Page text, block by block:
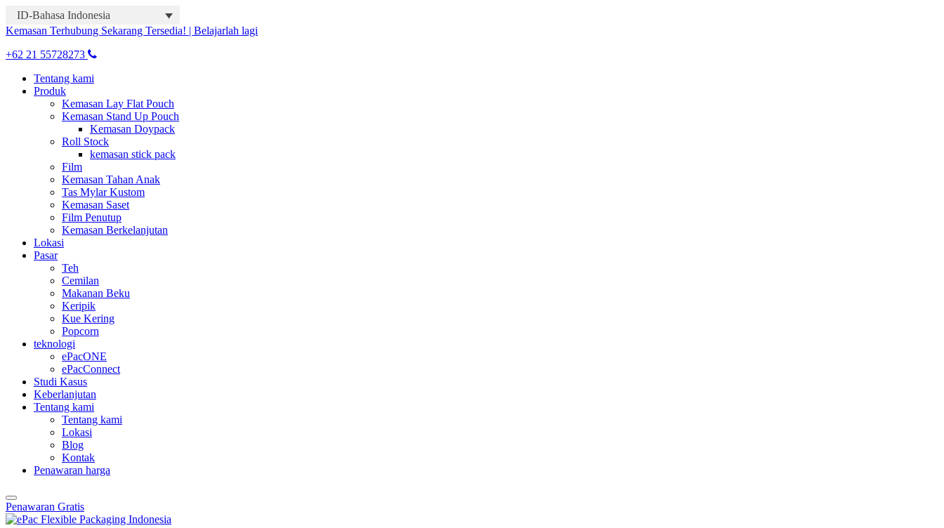
ID-Bahasa Indonesia
Kemasan Terhubung Sekarang Tersedia! | Belajarlah lagi
+62 21 55728273
Tentang kami
Produk
Kemasan Lay Flat Pouch
Kemasan Stand Up Pouch
Kemasan Doypack
Roll Stock
kemasan stick pack
Film
Kemasan Tahan Anak
Tas Mylar Kustom
Kemasan Saset
Film Penutup
Kemasan Berkelanjutan
Lokasi
Pasar
Teh
Cemilan
Makanan Beku
Keripik
Kue Kering
Popcorn
teknologi
ePacONE
ePacConnect
Studi Kasus
Keberlanjutan
Tentang kami
Tentang kami
Lokasi
Blog
Kontak
Penawaran harga
Penawaran Gratis